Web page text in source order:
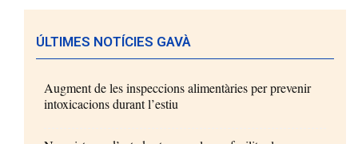
ÚLTIMES NOTÍCIES GAVÀ
Augment de les inspeccions alimentàries per prevenir
intoxicacions durant l’estiu